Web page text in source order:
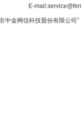
E-
中金网信科技股份有限公司